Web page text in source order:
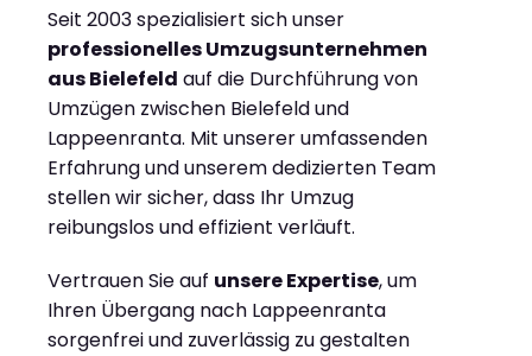
Seit 2003 spezialisiert sich unser
professionelles Umzugsunternehmen
aus Bielefeld auf die Durchführung von
Umzügen zwischen Bielefeld und
Lappeenranta. Mit unserer umfassenden
Erfahrung und unserem dedizierten Team
stellen wir sicher, dass Ihr Umzug
reibungslos und effizient verläuft.
Vertrauen Sie auf unsere Expertise, um
Ihren Übergang nach Lappeenranta
sorgenfrei und zuverlässig zu gestalten